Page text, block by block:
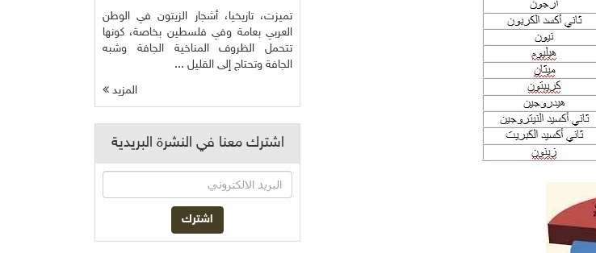
تميزت، تاريخيا، أشجار الزيتون في الوطن
العربي بعامة وفي فلسطين بخاصة، كونها
تتحمل الظروف المناخية الجافة وشبه
الجافة وتحتاج إلى القليل ...
المزيد
اشترك معنا في النشرة البريدية